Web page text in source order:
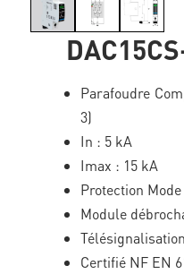
Parafoudre
3)
In : 5 kA
Imax : 15 kA
Protection
Module
Télésignalisation
Certifié NF EN